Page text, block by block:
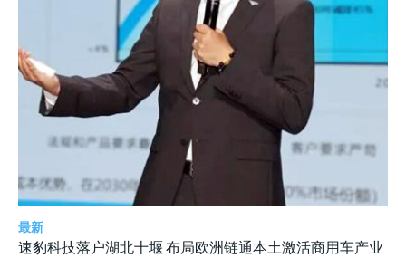
最新
速豹科技落户湖北十堰 布局欧洲链通本土激活商用车产业